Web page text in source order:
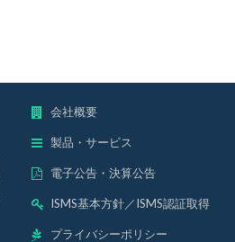
会社概要
製品・サービス
電子公告・決算公告
ISMS基本方針／ISMS認証取得
プライバシーポリシー